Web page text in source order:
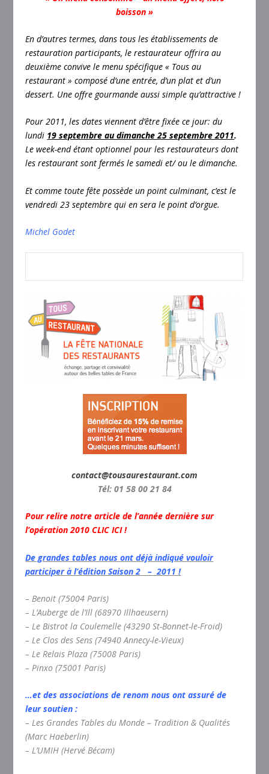
boisson »
En d’autres termes, dans tous les établissements de
restauration participants, le restaurateur offrira au
deuxième convive le menu spécifique « Tous au
restaurant » composé d’une entrée, d’un plat et d’un
dessert. Une offre gourmande aussi simple qu’attractive !
Pour 2011, les dates viennent d’être fixée ce jour: du
lundi 19 septembre au dimanche 25 septembre 2011.
Le week-end étant optionnel pour les restaurateurs dont
les restaurant sont fermés le samedi et/ ou le dimanche.
Et comme toute fête possède un point culminant, c’est le
vendredi 23 septembre qui en sera le point d’orgue.
Michel Godet
contact@tousaurestaurant.com
Tél: 01 58 00 21 84
Pour relire notre article de l’année dernière sur
l’opération 2010 CLIC ICI !
De grandes tables nous ont déjà indiqué vouloir
participer à l’édition Saison 2 – 2011 !
– Benoit (75004 Paris)
– L’Auberge de l’Ill (68970 Illhaeusern)
– Le Bistrot la Coulemelle (43290 St-Bonnet-le-Froid)
– Le Clos des Sens (74940 Annecy-le-Vieux)
– Le Relais Plaza (75008 Paris)
– Pinxo (75001 Paris)
…et des associations de renom nous ont assuré de
leur soutien :
– Les Grandes Tables du Monde – Tradition & Qualités
(Marc Haeberlin)
– L’UMIH (Hervé Bécam)